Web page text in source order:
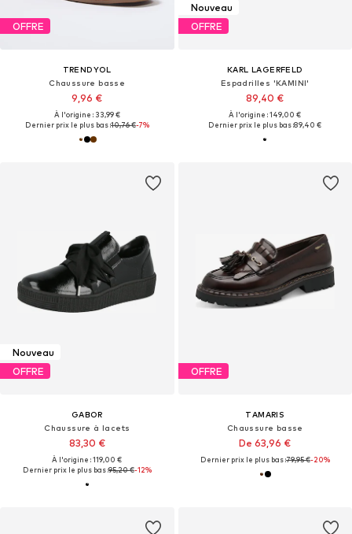
OFFRE
TRENDYOL
Chaussure basse
9,96 €
À l'origine : 33,99 €
Dernier prix le plus bas :10,76 €-7%
Nouveau
OFFRE
KARL LAGERFELD
Espadrilles 'KAMINI'
89,40 €
À l'origine : 149,00 €
Dernier prix le plus bas :89,40 €
Nouveau
OFFRE
GABOR
Chaussure à lacets
83,30 €
À l'origine : 119,00 €
Dernier prix le plus bas :95,20 €-12%
OFFRE
TAMARIS
Chaussure basse
De 63,96 €
Dernier prix le plus bas :79,95 €-20%